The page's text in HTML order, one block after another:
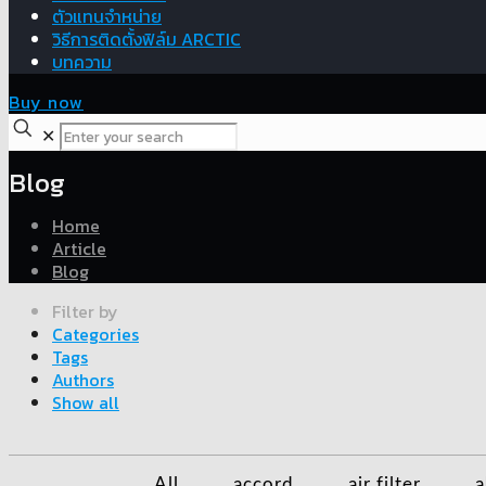
ตัวแทนจำหน่าย
วิธีการติดตั้งฟิล์ม ARCTIC
บทความ
Buy now
✕
Blog
Home
Article
Blog
Filter by
Categories
Tags
Authors
Show all